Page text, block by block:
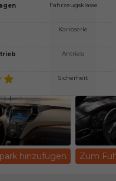
Fahrzeugsklasse
Karroserie
Antrieb
Sicherheit
hinzufügen Zum